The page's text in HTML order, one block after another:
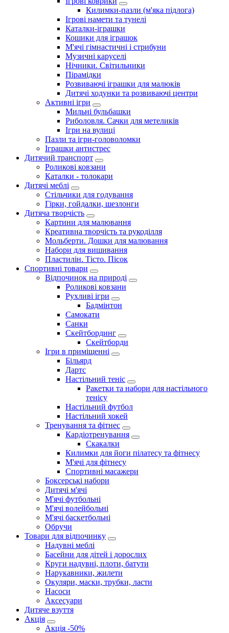
Килимки-пазли (м'яка підлога)
Ігрові намети та тунелі
Каталки-іграшки
Кошики для іграшок
М'ячі гімнастичні і стрибуни
Музичні каруселі
Нічники. Світильники
Пірамідки
Розвиваючі іграшки для малюків
Дитячі ходунки та розвиваючі центри
Активні ігри
Мильні бульбашки
Риболовля. Сачки для метеликів
Ігри на вулиці
Пазли та ігри-головоломки
Іграшки антистрес
Дитячий транспорт
Роликові ковзани
Каталки - толокари
Дитячі меблі
Стільчики для годування
Гірки, гойдалки, шезлонги
Дитяча творчість
Картини для малювання
Креативна творчість та рукоділля
Мольберти. Дошки для малювання
Набори для вишивання
Пластилін. Тісто. Пісок
Спортивні товари
Відпочинок на природі
Роликові ковзани
Рухливі ігри
Бадмінтон
Самокати
Санки
Скейтбординг
Скейтборди
Ігри в приміщенні
Більярд
Дартс
Настільний теніс
Ракетки та набори для настільного
тенісу
Настільний футбол
Настільний хокей
Тренування та фітнес
Кардіотренування
Скакалки
Килимки для йоги пілатесу та фітнесу
М'ячі для фітнесу
Спортивні масажери
Боксерські набори
Дитячі м'ячі
М'ячі футбольні
М'ячі волейбольні
М'ячі баскетбольні
Обручи
Товари для відпочинку
Надувні меблі
Басейни для дітей і дорослих
Круги надувні, плоти, батути
Нарукавники, жилети
Окуляри, маски, трубки, ласти
Насоси
Аксесуари
Дитяче взуття
Акція
Акція -50%